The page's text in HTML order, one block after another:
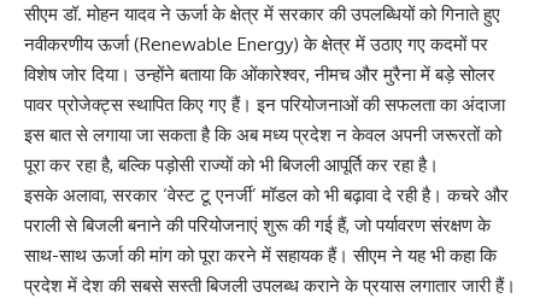
सीएम डॉ. मोहन यादव ने ऊर्जा के क्षेत्र में सरकार की उपलब्धियों को गिनाते हुए
नवीकरणीय ऊर्जा (Renewable Energy) के क्षेत्र में उठाए गए कदमों पर
विशेष जोर दिया। उन्होंने बताया कि ओंकारेश्वर, नीमच और मुरैना में बड़े सोलर
पावर प्रोजेक्ट्स स्थापित किए गए हैं। इन परियोजनाओं की सफलता का अंदाजा
इस बात से लगाया जा सकता है कि अब मध्य प्रदेश न केवल अपनी जरूरतों को
पूरा कर रहा है, बल्कि पड़ोसी राज्यों को भी बिजली आपूर्ति कर रहा है।
इसके अलावा, सरकार ‘वेस्ट टू एनर्जी’ मॉडल को भी बढ़ावा दे रही है। कचरे और
पराली से बिजली बनाने की परियोजनाएं शुरू की गई हैं, जो पर्यावरण संरक्षण के
साथ-साथ ऊर्जा की मांग को पूरा करने में सहायक हैं। सीएम ने यह भी कहा कि
प्रदेश में देश की सबसे सस्ती बिजली उपलब्ध कराने के प्रयास लगातार जारी हैं।